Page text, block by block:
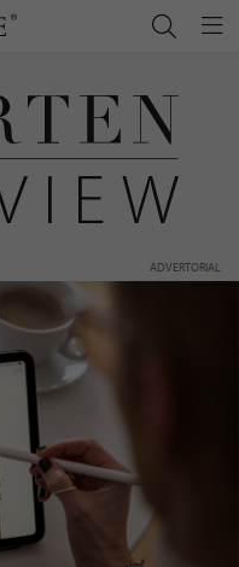
ADVERTORIAL